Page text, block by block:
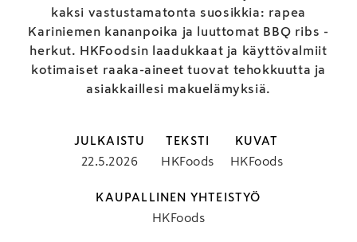
kaksi vastustamatonta suosikkia: rapea
Kariniemen kananpoika ja luuttomat BBQ ribs -
herkut. HKFoodsin laadukkaat ja käyttövalmiit
kotimaiset raaka-aineet tuovat tehokkuutta ja
asiakkaillesi makuelämyksiä.
JULKAISTU
22.5.2026
TEKSTI
HKFoods
KUVAT
HKFoods
KAUPALLINEN YHTEISTYÖ
HKFoods